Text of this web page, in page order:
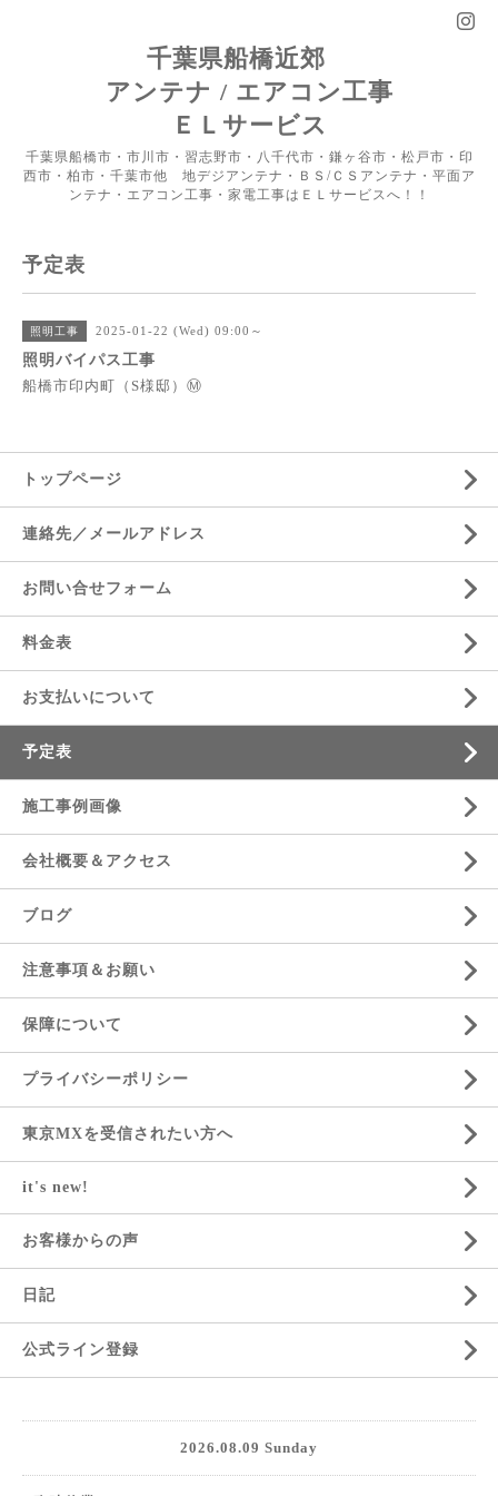
千葉県船橋近郊
アンテナ / エアコン工事
ＥＬサービス
千葉県船橋市・市川市・習志野市・八千代市・鎌ヶ谷市・松戸市・印
西市・柏市・千葉市他 地デジアンテナ・ＢＳ/ＣＳアンテナ・平面ア
ンテナ・エアコン工事・家電工事はＥＬサービスへ！！
予定表
照明工事 2025-01-22 (Wed) 09:00～
照明バイパス工事
船橋市印内町（S様邸）Ⓜ
トップページ
連絡先／メールアドレス
お問い合せフォーム
料金表
お支払いについて
予定表
施工事例画像
会社概要＆アクセス
ブログ
注意事項＆お願い
保障について
プライバシーポリシー
東京MXを受信されたい方へ
it's new!
お客様からの声
日記
公式ライン登録
2026.08.09 Sunday